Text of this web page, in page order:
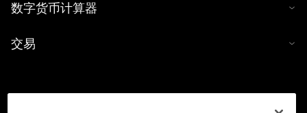
数字货币计算器
交易